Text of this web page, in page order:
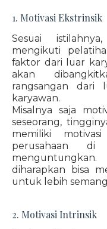
1. Motivasi Ekstrinsik
Sesuai
mengikuti
faktor dari luar
akan
rangsangan dari
karyawan.
Misalnya saja
seseorang,
memiliki
perusahaan
diharapkan bisa
untuk lebih
2. Motivasi Intrinsik